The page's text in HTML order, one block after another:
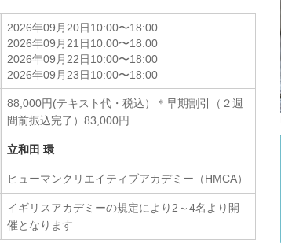
2026年09月20日10:00〜18:00
2026年09月21日10:00〜18:00
2026年09月22日10:00〜18:00
2026年09月23日10:00〜18:00
88,000円(テキスト代・税込）＊早期割引（２週
間前振込完了）83,000円
立和田 環
ヒューマンクリエイティブアカデミー（HMCA）
イギリスアカデミーの規定により2～4名より開
催となります